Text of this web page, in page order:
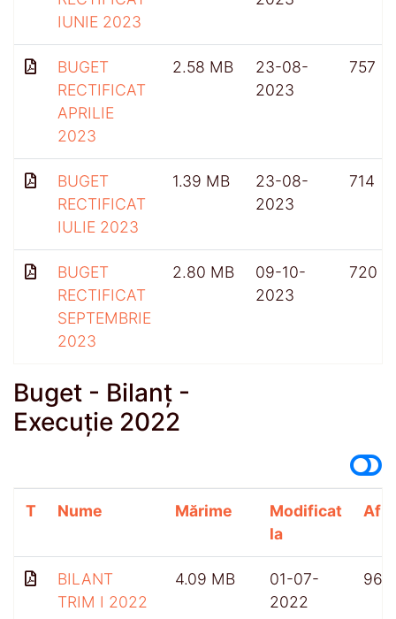
IUNIE 2023
BUGET
RECTIFICAT
APRILIE
2023
2.58 MB
23-08-
2023
757
BUGET
RECTIFICAT
IULIE 2023
1.39 MB
23-08-
2023
714
BUGET
RECTIFICAT
SEPTEMBRIE
2023
2.80 MB
09-10-
2023
720
Buget - Bilanț -
Execuție 2022
T Nume Mărime
Modificat
la
BILANT
TRIM I 2022
4.09 MB
01-07-
2022
968